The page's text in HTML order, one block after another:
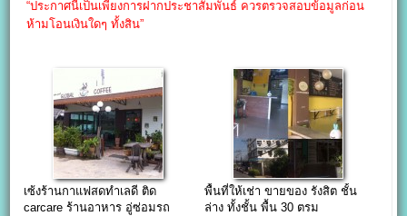
“ประกาศนี้เป็นเพียงการฝากประชาสัมพันธ์ ควรตรวจสอบข้อมูลก่อน
ห้ามโอนเงินใดๆ ทั้งสิน”
เซ้งร้านกาแฟสดทำเลดี ติด
carcare ร้านอาหาร อู่ซ่อมรถ
พื้นที่ให้เช่า ขายของ รังสิต ชั้น
ล่าง ทั้งชั้น พื้น 30 ตรม